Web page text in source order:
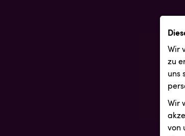
Wir
zu
uns
Wir
von